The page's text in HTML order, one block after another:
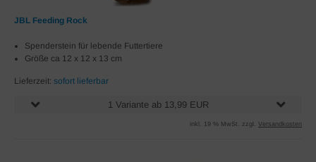
JBL Feeding Rock
Spenderstein für lebende Futtertiere
Größe ca 12 x 12 x 13 cm
Lieferzeit: sofort lieferbar
1 Variante ab 13,99 EUR
inkl. 19 % MwSt. zzgl. Versandkosten